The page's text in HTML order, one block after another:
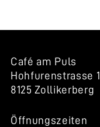
Café am Puls
Hohfurenstrasse 1
8125 Zollikerberg
Öffnungszeiten